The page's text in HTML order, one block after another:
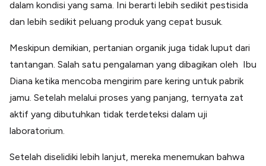
dalam kondisi yang sama. Ini berarti lebih sedikit pestisida
dan lebih sedikit peluang produk yang cepat busuk.
Meskipun demikian, pertanian organik juga tidak luput dari
tantangan. Salah satu pengalaman yang dibagikan oleh Ibu
Diana ketika mencoba mengirim pare kering untuk pabrik
jamu. Setelah melalui proses yang panjang, ternyata zat
aktif yang dibutuhkan tidak terdeteksi dalam uji
laboratorium.
Setelah diselidiki lebih lanjut, mereka menemukan bahwa